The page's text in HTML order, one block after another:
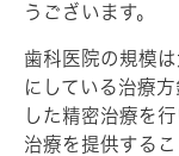
うございます。
歯科医院の規模
にしている治療
した精密治療を
治療を提供する